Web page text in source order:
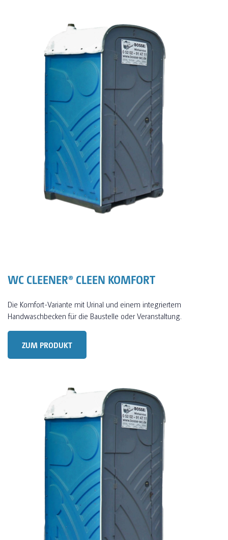
WC CLEENER® CLEEN KOMFORT
Die Komfort-Variante mit Urinal und einem integriertem
Handwaschbecken für die Baustelle oder Veranstaltung.
ZUM PRODUKT